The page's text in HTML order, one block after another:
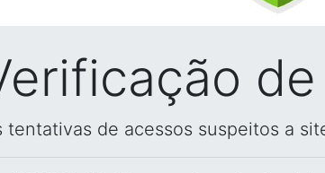
tentativas de acessos suspeitos a